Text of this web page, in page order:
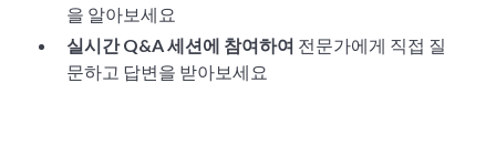
을 알아보세요
실시간 Q&A 세션에 참여하여 전문가에게 직접 질
문하고 답변을 받아보세요